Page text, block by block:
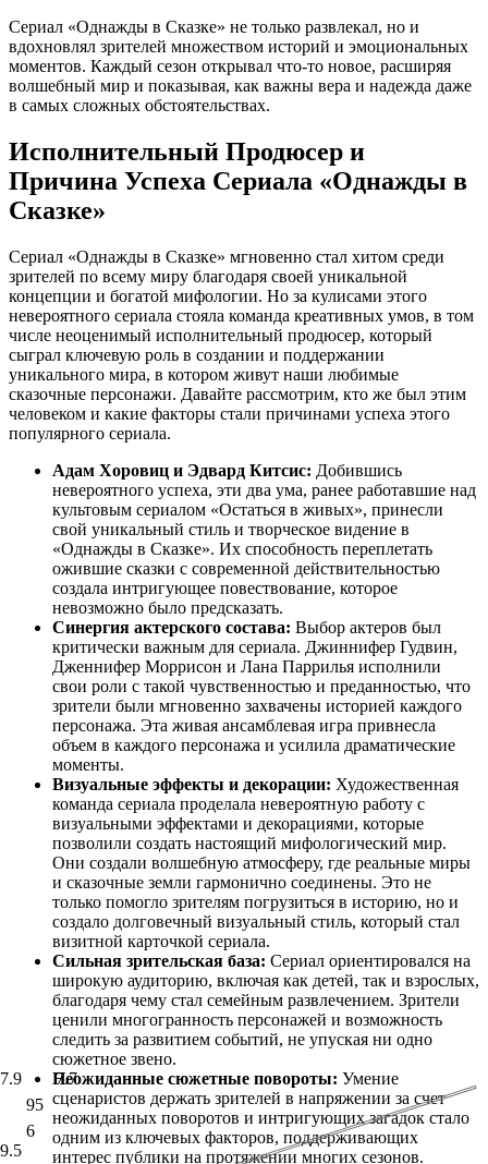
7.9
7.7
95
6
9.5
Сериал «Однажды в Сказке» не только развлекал, но и
вдохновлял зрителей множеством историй и эмоциональных
моментов. Каждый сезон открывал что-то новое, расширяя
волшебный мир и показывая, как важны вера и надежда даже
в самых сложных обстоятельствах.
Исполнительный Продюсер и
Причина Успеха Сериала «Однажды в
Сказке»
Сериал «Однажды в Сказке» мгновенно стал хитом среди
зрителей по всему миру благодаря своей уникальной
концепции и богатой мифологии. Но за кулисами этого
невероятного сериала стояла команда креативных умов, в том
числе неоценимый исполнительный продюсер, который
сыграл ключевую роль в создании и поддержании
уникального мира, в котором живут наши любимые
сказочные персонажи. Давайте рассмотрим, кто же был этим
человеком и какие факторы стали причинами успеха этого
популярного сериала.
Адам Хоровиц и Эдвард Китсис: Добившись
невероятного успеха, эти два ума, ранее работавшие над
культовым сериалом «Остаться в живых», принесли
свой уникальный стиль и творческое видение в
«Однажды в Сказке». Их способность переплетать
ожившие сказки с современной действительностью
создала интригующее повествование, которое
невозможно было предсказать.
Синергия актерского состава: Выбор актеров был
критически важным для сериала. Джиннифер Гудвин,
Дженнифер Моррисон и Лана Паррилья исполнили
свои роли с такой чувственностью и преданностью, что
зрители были мгновенно захвачены историей каждого
персонажа. Эта живая ансамблевая игра привнесла
объем в каждого персонажа и усилила драматические
моменты.
Визуальные эффекты и декорации: Художественная
команда сериала проделала невероятную работу с
визуальными эффектами и декорациями, которые
позволили создать настоящий мифологический мир.
Они создали волшебную атмосферу, где реальные миры
и сказочные земли гармонично соединены. Это не
только помогло зрителям погрузиться в историю, но и
создало долговечный визуальный стиль, который стал
визитной карточкой сериала.
Сильная зрительская база: Сериал ориентировался на
широкую аудиторию, включая как детей, так и взрослых,
благодаря чему стал семейным развлечением. Зрители
ценили многогранность персонажей и возможность
следить за развитием событий, не упуская ни одно
сюжетное звено.
Неожиданные сюжетные повороты: Умение
сценаристов держать зрителей в напряжении за счет
неожиданных поворотов и интригующих загадок стало
одним из ключевых факторов, поддерживающих
интерес публики на протяжении многих сезонов.